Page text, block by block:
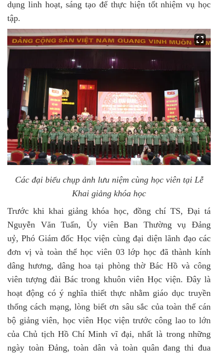
dụng linh hoạt, sáng tạo để thực hiện tốt nhiệm vụ học
tập.
Các đại biểu chụp ảnh lưu niệm cùng học viên tại Lễ
Khai giảng khóa học
Trước khi khai giảng khóa học, đồng chí TS, Đại tá
Nguyễn Văn Tuấn, Ủy viên Ban Thường vụ Đảng
uỷ, Phó Giám đốc Học viện cùng đại diện lãnh đạo các
đơn vị và toàn thể học viên 03 lớp học đã thành kính
dâng hương, dâng hoa tại phòng thờ Bác Hồ và công
viên tượng đài Bác trong khuôn viên Học viện. Đây là
hoạt động có ý nghĩa thiết thực nhằm giáo dục truyền
thống cách mạng, lòng biết ơn sâu sắc của toàn thể cán
bộ giảng viên, học viên Học viện trước công lao to lớn
của Chủ tịch Hồ Chí Minh vĩ đại, nhất là trong những
ngày toàn Đảng, toàn dân và toàn quân đang thi đua